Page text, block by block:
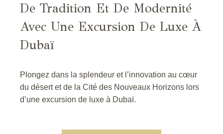
De Tradition Et De Modernité
Avec Une Excursion De Luxe À
Dubaï
Plongez dans la splendeur et l’innovation au cœur
du désert et de la Cité des Nouveaux Horizons lors
d’une excursion de luxe à Dubaï.